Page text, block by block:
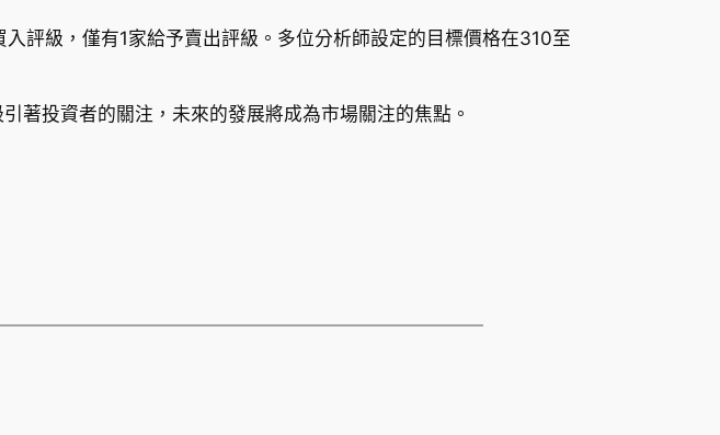
評級，僅有1家給予賣出評級。多位分析師設定的目標價格在310至
著投資者的關注，未來的發展將成為市場關注的焦點。